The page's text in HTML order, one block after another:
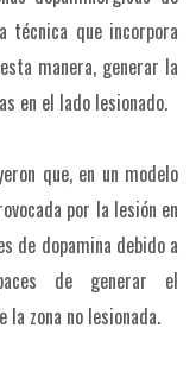
que incorpora
manera, generar la
en el lado lesionado.
que, en un modelo
por la lesión en
de dopamina debido a
de generar el
zona no lesionada.